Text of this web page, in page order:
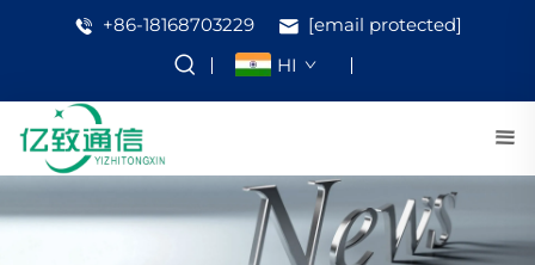
+86-18168703229
[email protected]
HI